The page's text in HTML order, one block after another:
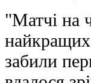
"Матчі на
найкращих
забили